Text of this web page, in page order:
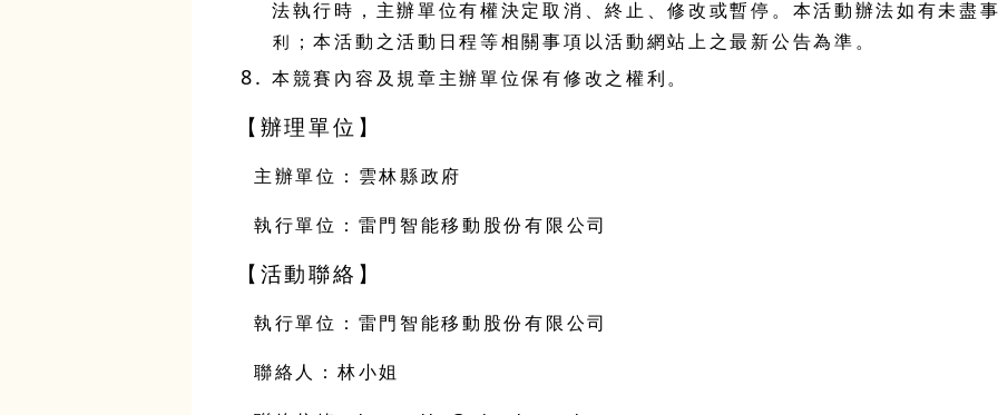
法執行時，主辦單位有權決定取消、終止、修改或暫停。本活動辦法如有未盡
利；本活動之活動日程等相關事項以活動網站上之最新公告為準。
本競賽內容及規章主辦單位保有修改之權利。
【辦理單位】
主辦單位：雲林縣政府
執行單位：雷門智能移動股份有限公司
【活動聯絡】
執行單位：雷門智能移動股份有限公司
聯絡人：林小姐